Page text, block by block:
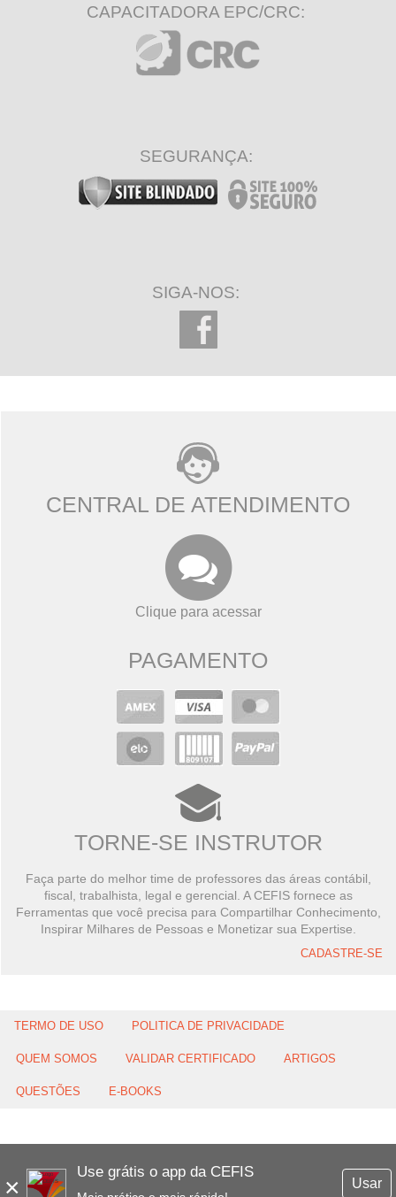
×
Use grátis o app da CEFIS
Usar
CAPACITADORA EPC/CRC:
SEGURANÇA:
SIGA-NOS:
CENTRAL DE ATENDIMENTO
Clique para acessar
PAGAMENTO
TORNE-SE INSTRUTOR
Faça parte do melhor time de professores das áreas contábil,
fiscal, trabalhista, legal e gerencial. A CEFIS fornece as
Ferramentas que você precisa para Compartilhar Conhecimento,
Inspirar Milhares de Pessoas e Monetizar sua Expertise.
CADASTRE-SE
TERMO DE USO POLITICA DE PRIVACIDADE
QUEM SOMOS VALIDAR CERTIFICADO ARTIGOS
QUESTÕES E-BOOKS